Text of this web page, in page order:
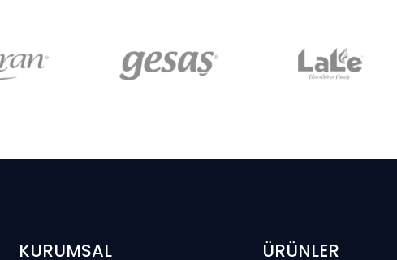
KURUMSAL ÜRÜNLER